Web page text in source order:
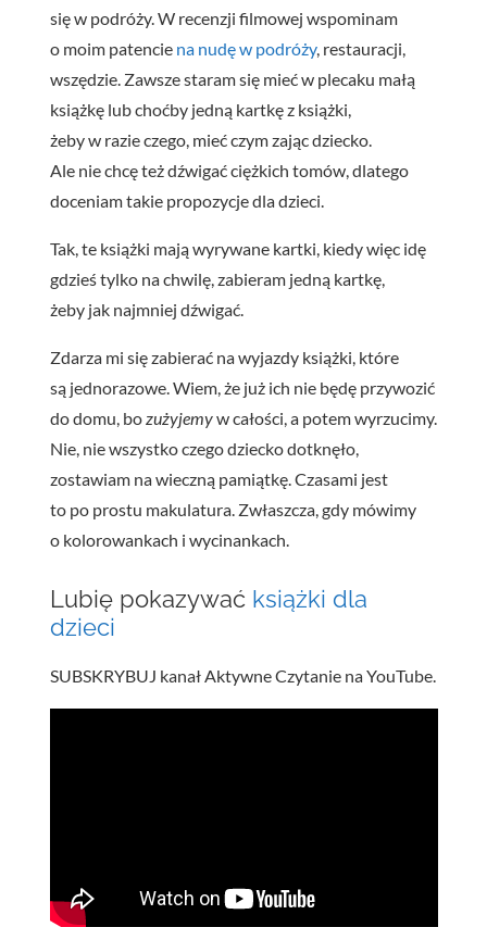
się w podróży. W recenzji filmowej wspominam
o moim patencie na nudę w podróży, restauracji,
wszędzie. Zawsze staram się mieć w plecaku małą
książkę lub choćby jedną kartkę z książki,
żeby w razie czego, mieć czym zając dziecko.
Ale nie chcę też dźwigać ciężkich tomów, dlatego
doceniam takie propozycje dla dzieci.
Tak, te książki mają wyrywane kartki, kiedy więc idę
gdzieś tylko na chwilę, zabieram jedną kartkę,
żeby jak najmniej dźwigać.
Zdarza mi się zabierać na wyjazdy książki, które
są jednorazowe. Wiem, że już ich nie będę przywozić
do domu, bozużyjemyw całości, a potem wyrzucimy.
Nie, nie wszystko czego dziecko dotknęło,
zostawiam na wieczną pamiątkę. Czasami jest
to po prostu makulatura. Zwłaszcza, gdy mówimy
o kolorowankach i wycinankach.
Lubię pokazywać książki dla
dzieci
SUBSKRYBUJ kanał Aktywne Czytanie na YouTube.